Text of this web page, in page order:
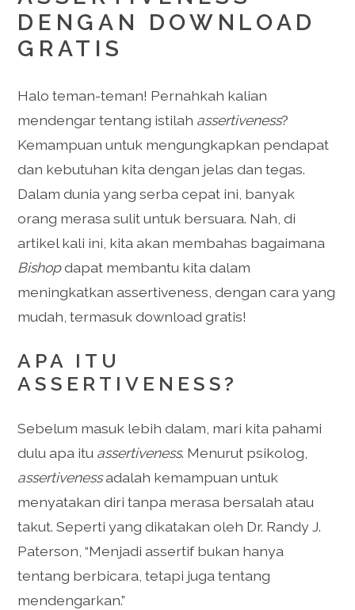
DENGAN DOWNLOAD
GRATIS
Halo teman-teman! Pernahkah kalian
mendengar tentang istilah assertiveness?
Kemampuan untuk mengungkapkan pendapat
dan kebutuhan kita dengan jelas dan tegas.
Dalam dunia yang serba cepat ini, banyak
orang merasa sulit untuk bersuara. Nah, di
artikel kali ini, kita akan membahas bagaimana
Bishopdapat membantu kita dalam
meningkatkan assertiveness, dengan cara yang
mudah, termasuk download gratis!
APA ITU
ASSERTIVENESS?
Sebelum masuk lebih dalam, mari kita pahami
dulu apa itu assertiveness. Menurut psikolog,
assertivenessadalah kemampuan untuk
menyatakan diri tanpa merasa bersalah atau
takut. Seperti yang dikatakan oleh Dr. Randy J.
Paterson, “Menjadi assertif bukan hanya
tentang berbicara, tetapi juga tentang
mendengarkan.”